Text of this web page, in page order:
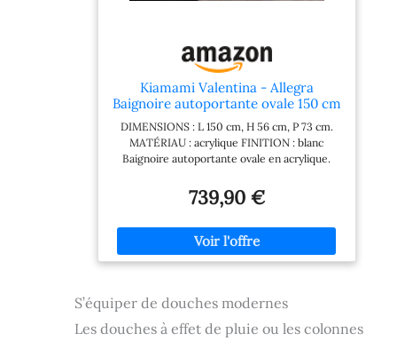
Kiamami Valentina - Allegra
Baignoire autoportante ovale 150 cm
en acrylique
DIMENSIONS : L 150 cm, H 56 cm, P 73 cm.
MATÉRIAU : acrylique FINITION : blanc
Baignoire autoportante ovale en acrylique.
d'évacuation inclus Les robinets et les
raccords ne sont pas inclus.
739,90 €
S’équiper de douches modernes
Les douches à effet de pluie ou les colonnes